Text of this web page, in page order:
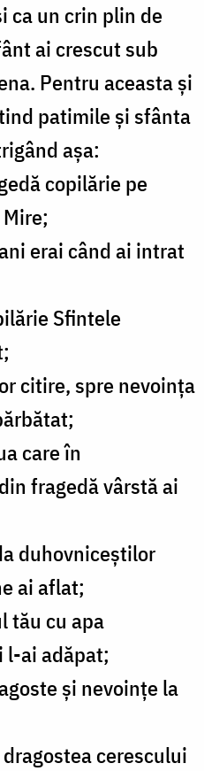
ca un crin plin de
ai crescut sub
Pentru aceasta şi
patimile şi sfânta
aşa:
copilărie pe
erai când ai intrat
Sfintele
citire, spre nevoinţa
care în
fragedă vârstă ai
duhovniceştilor
ai aflat;
tău cu apa
ai adăpat;
şi nevoinţe la
cerescului